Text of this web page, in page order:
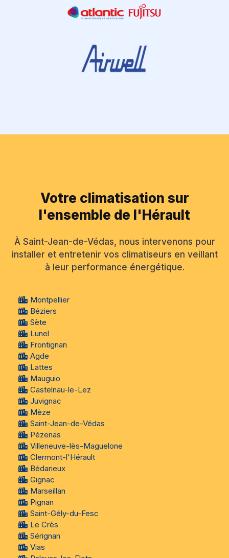
Votre climatisation sur
l'ensemble de l'Hérault
À Saint-Jean-de-Védas, nous intervenons pour
installer et entretenir vos climatiseurs en veillant
à leur performance énergétique.
Montpellier
Béziers
Sète
Lunel
Frontignan
Agde
Lattes
Mauguio
Castelnau-le-Lez
Juvignac
Mèze
Saint-Jean-de-Védas
Pézenas
Villeneuve-lès-Maguelone
Clermont-l'Hérault
Bédarieux
Gignac
Marseillan
Pignan
Saint-Gély-du-Fesc
Le Crès
Sérignan
Vias